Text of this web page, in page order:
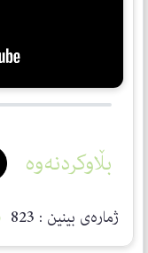
بڵاوکردنەوە
ژمارەی بینین : 823